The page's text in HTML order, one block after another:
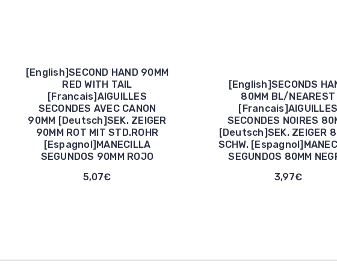
[English]SECOND HAND 90MM
RED WITH TAIL
[Francais]AIGUILLES
SECONDES AVEC CANON
90MM [Deutsch]SEK. ZEIGER
90MM ROT MIT STD.ROHR
[Espagnol]MANECILLA
SEGUNDOS 90MM ROJO
5,07€
[English]SECONDS
80MM BL/NEAREST
[Francais]AIGUILLES
SECONDES NOIRES
[Deutsch]SEK. ZEIGER
SCHW.
SEGUNDOS 80MM
3,97€